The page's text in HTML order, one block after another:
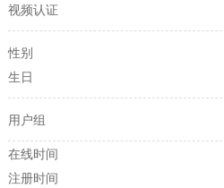
视频认证
性别
生日
用户组
在线时间
注册时间